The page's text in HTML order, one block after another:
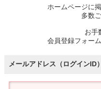
ホームページに
多数
お手
会員登録フォー
メールアドレス（ログインID）